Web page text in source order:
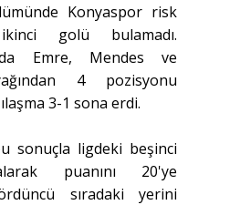
Konyaspor risk
golü bulamadı.
Emre, Mendes ve
4 pozisyonu
3-1 sona erdi.
sonuçla ligdeki beşinci
puanını 20'ye
sıradaki yerini